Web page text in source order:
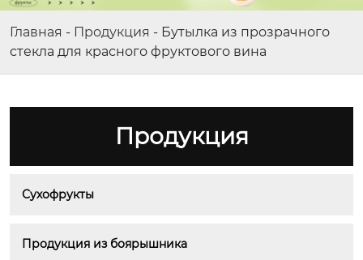
Главная - Продукция - Бутылка из прозрачного
стекла для красного фруктового вина
Продукция
Сухофрукты
Продукция из боярышника